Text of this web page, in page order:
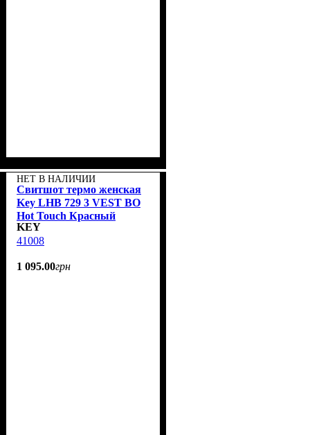
НЕТ В НАЛИЧИИ
Свитшот термо женская
Key LHB 729 3 VEST BO
Hot Touch Красный
меланж
KEY
41008
1 095.00грн